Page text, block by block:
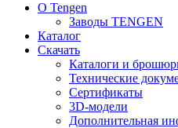
О Tengen
Заводы TENGEN
Каталог
Скачать
Каталоги и
Технические
Сертификаты
3D-модели
Дополнительная